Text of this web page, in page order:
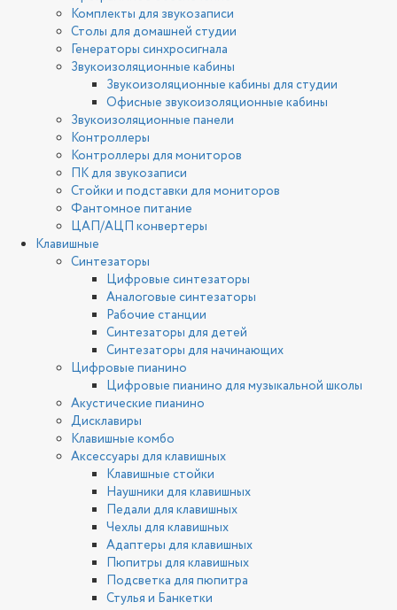
Комплекты для звукозаписи
Столы для домашней студии
Генераторы синхросигнала
Звукоизоляционные кабины
Звукоизоляционные кабины для студии
Офисные звукоизоляционные кабины
Звукоизоляционные панели
Контроллеры
Контроллеры для мониторов
ПК для звукозаписи
Стойки и подставки для мониторов
Фантомное питание
ЦАП/АЦП конвертеры
Клавишные
Синтезаторы
Цифровые синтезаторы
Аналоговые синтезаторы
Рабочие станции
Синтезаторы для детей
Синтезаторы для начинающих
Цифровые пианино
Цифровые пианино для музыкальной школы
Акустические пианино
Дисклавиры
Клавишные комбо
Аксессуары для клавишных
Клавишные стойки
Наушники для клавишных
Педали для клавишных
Чехлы для клавишных
Адаптеры для клавишных
Пюпитры для клавишных
Подсветка для пюпитра
Стулья и Банкетки